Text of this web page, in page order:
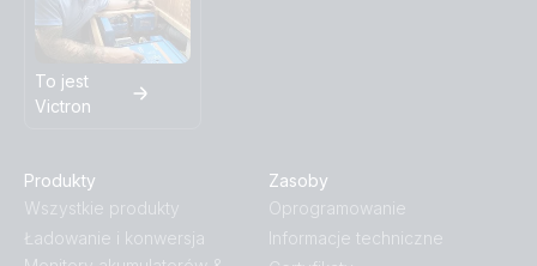
To jest
Victron
Produkty
Wszystkie produkty
Ładowanie i konwersja
Zasoby
Oprogramowanie
Informacje techniczne